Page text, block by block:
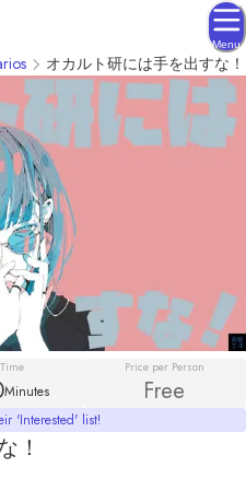
Menu
オカルト研には手を出すな！
Minutes
Price per Person
Free
'Interested' list!
！